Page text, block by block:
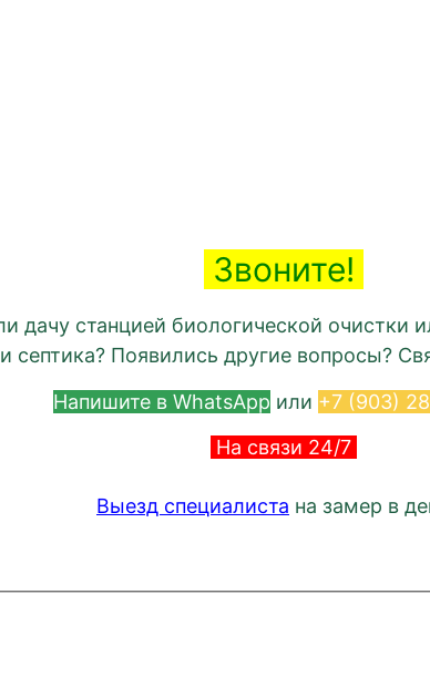
Звоните!
дачу станцией биологической очистки
септика? Появились другие вопросы?
Напишите в WhatsApp или +7 (903)
На связи 24/7
Выезд специалиста на замер в